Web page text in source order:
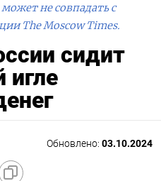
не совпадать с
The Moscow Times.
сидит
игле
Обновлено: 03.10.2024